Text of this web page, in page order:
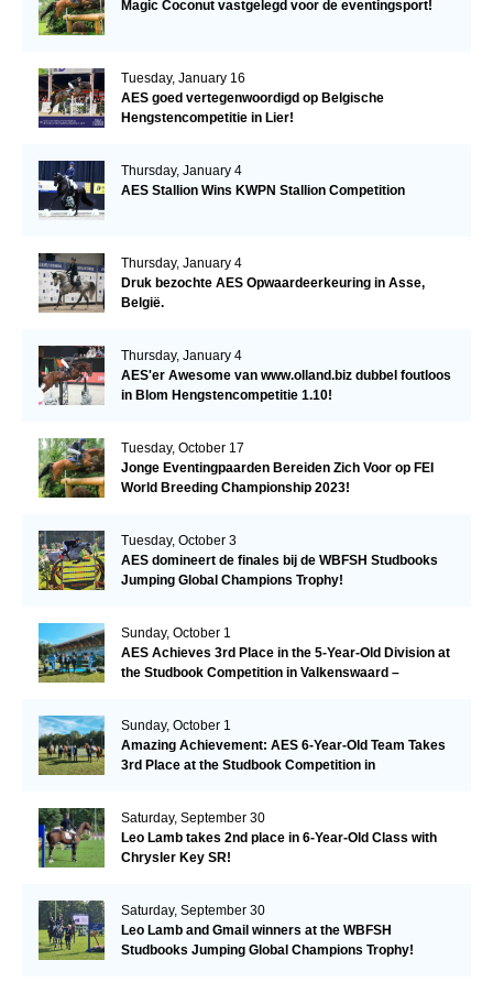
Magic Coconut vastgelegd voor de eventingsport!
Tuesday, January 16
AES goed vertegenwoordigd op Belgische
Hengstencompetitie in Lier!
Thursday, January 4
AES Stallion Wins KWPN Stallion Competition
Thursday, January 4
Druk bezochte AES Opwaardeerkeuring in Asse,
België.
Thursday, January 4
AES'er Awesome van www.olland.biz dubbel foutloos
in Blom Hengstencompetitie 1.10!
Tuesday, October 17
Jonge Eventingpaarden Bereiden Zich Voor op FEI
World Breeding Championship 2023!
Tuesday, October 3
AES domineert de finales bij de WBFSH Studbooks
Jumping Global Champions Trophy!
Sunday, October 1
AES Achieves 3rd Place in the 5-Year-Old Division at
the Studbook Competition in Valkenswaard –
Sunday, October 1
Amazing Achievement: AES 6-Year-Old Team Takes
3rd Place at the Studbook Competition in
Saturday, September 30
Leo Lamb takes 2nd place in 6-Year-Old Class with
Chrysler Key SR!
Saturday, September 30
Leo Lamb and Gmail winners at the WBFSH
Studbooks Jumping Global Champions Trophy!